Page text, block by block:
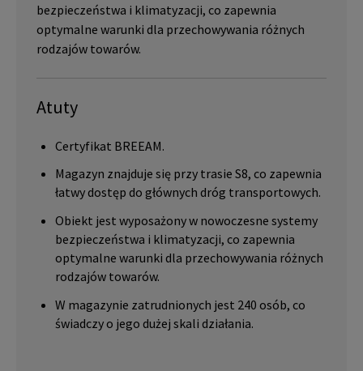
bezpieczeństwa i klimatyzacji, co zapewnia
optymalne warunki dla przechowywania różnych
rodzajów towarów.
Atuty
Certyfikat BREEAM.
Magazyn znajduje się przy trasie S8, co zapewnia
łatwy dostęp do głównych dróg transportowych.
Obiekt jest wyposażony w nowoczesne systemy
bezpieczeństwa i klimatyzacji, co zapewnia
optymalne warunki dla przechowywania różnych
rodzajów towarów.
W magazynie zatrudnionych jest 240 osób, co
świadczy o jego dużej skali działania.